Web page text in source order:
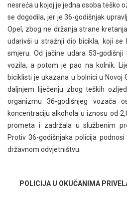
nesreća u kojoj je jedna osoba teško
se dogodila, jer je 36-godišnjak
Opel, zbog ne držanja strane
udarivši u stražnji dio bicikla, koji
smjeru. Od jačine udara 53-
vozila, a potom je pao na kolnik.
biciklisti je ukazana u bolnici u Novoj
daljnjem liječenju zbog teških
organizmu 36-godišnjeg vozača
koncentraciju alkohola u iznosu od
prometa i zadržala u službenim
Protiv 36-godišnjaka policija
državnom odvjetništvu.
POLICIJA U OKUČANIMA